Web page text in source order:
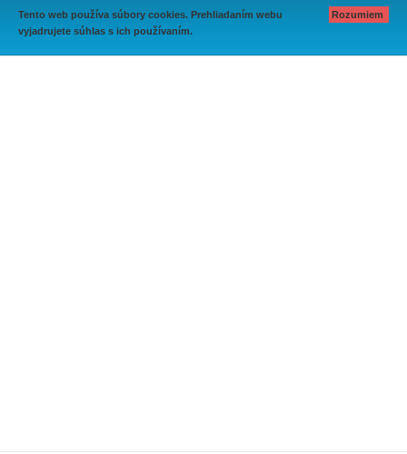
Tento web používa súbory cookies. Prehliadaním webu
vyjadrujete súhlas s ich používaním.
Rozumiem